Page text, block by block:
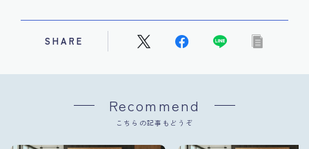
SHARE
Recommend
こちらの記事もどうぞ